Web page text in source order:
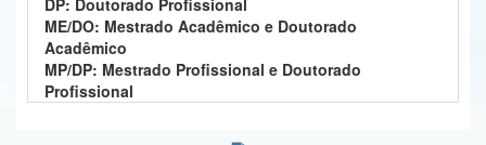
Gabinete de Segurança Institucional
Advocacia-Geral da União
DP: Doutorado Profissional
ME/DO: Mestrado Acadêmico e Doutorado
Acadêmico
MP/DP: Mestrado Profissional e Doutorado
Profissional